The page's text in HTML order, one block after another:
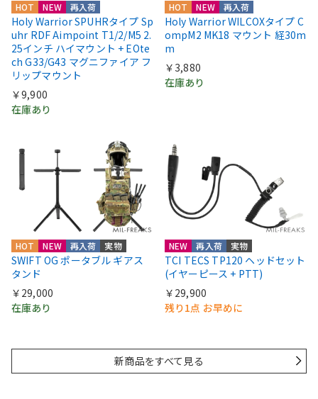
HOT NEW 再入荷
Holy Warrior SPUHRタイプ Sp
uhr RDF Aimpoint T1/2/M5 2.
25インチ ハイマウント + EOte
ch G33/G43 マグニファイア フ
リップマウント
￥9,900
在庫あり
HOT NEW 再入荷
Holy Warrior WILCOXタイプ C
ompM2 MK18 マウント 経30m
m
￥3,880
在庫あり
HOT NEW 再入荷 実物
SWIFT OG ポータブル ギアス
タンド
￥29,000
在庫あり
NEW 再入荷 実物
TCI TECS TP120 ヘッドセット
(イヤーピース + PTT)
￥29,900
残り1点 お早めに
新商品をすべて見る